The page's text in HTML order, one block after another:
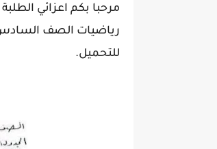
مرحبا بكم اعزائي
للتحميل.